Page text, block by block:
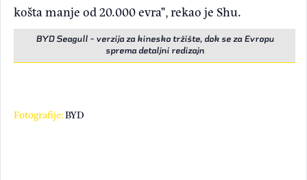
košta manje od 20.000 evra", rekao je Shu.
BYD Seagull - verzija za kinesko tržište, dok se za Evropu
sprema detaljni redizajn
Fotografije:BYD